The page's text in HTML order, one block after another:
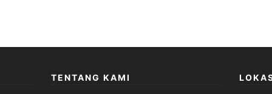
TENTANG KAMI